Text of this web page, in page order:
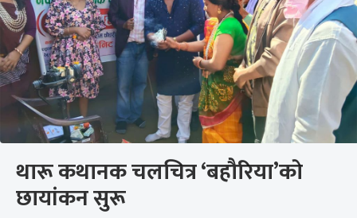
थारू कथानक चलचित्र ‘बहौरिया’काे
छायांकन सुरू